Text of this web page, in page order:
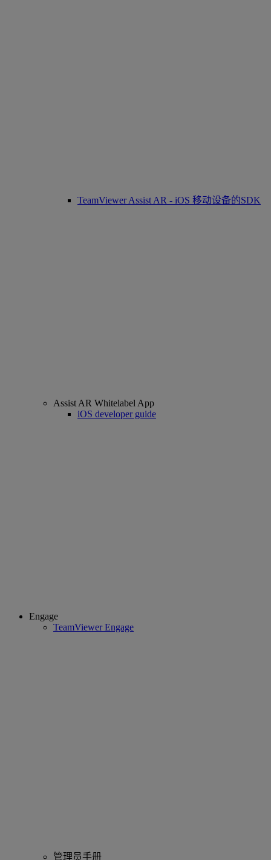
TeamViewer Assist AR - iOS 移动设备的SDK
Assist AR Whitelabel App
iOS developer guide
Engage
TeamViewer Engage
管理员手册